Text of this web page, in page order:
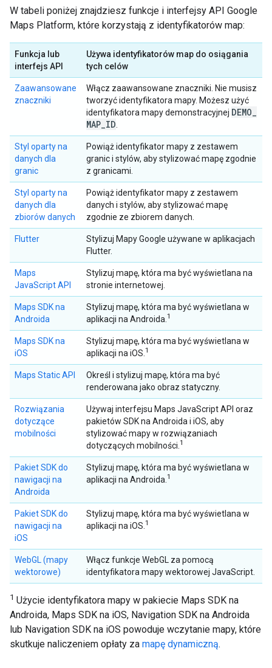
W tabeli poniżej znajdziesz funkcje i interfejsy API Google
Maps Platform, które korzystają z identyfikatorów map:
Funkcja lub
interfejs API
Używa identyfikatorów map do osiągania
tych celów
Zaawansowane
znaczniki
Włącz zaawansowane znaczniki. Nie musisz
tworzyć identyfikatora mapy. Możesz użyć
identyfikatora mapy demonstracyjnej DEMO
MAP ID
Styl oparty na
danych dla
granic
Powiąż identyfikator mapy z zestawem
granic i stylów, aby stylizować mapę zgodnie
z granicami.
Styl oparty na
danych dla
zbiorów danych
Powiąż identyfikator mapy z zestawem
danych i stylów, aby stylizować mapę
zgodnie ze zbiorem danych.
Flutter
Stylizuj Mapy Google używane w aplikacjach
Flutter.
Maps
JavaScript API
Stylizuj mapę, która ma być wyświetlana na
stronie internetowej.
Maps SDK na
Androida
Stylizuj mapę, która ma być wyświetlana w
aplikacji na Androida. 1
Maps SDK na
iOS
Stylizuj mapę, która ma być wyświetlana w
aplikacji na iOS. 1
Maps Static API
Określ i stylizuj mapę, która ma być
renderowana jako obraz statyczny.
Rozwiązania
dotyczące
mobilności
Używaj interfejsu Maps JavaScript API oraz
pakietów SDK na Androida i iOS, aby
stylizować mapy w rozwiązaniach
dotyczących mobilności. 1
Pakiet SDK do
nawigacji na
Androida
Stylizuj mapę, która ma być wyświetlana w
aplikacji na Androida. 1
Pakiet SDK do
nawigacji na
iOS
Stylizuj mapę, która ma być wyświetlana w
aplikacji na iOS. 1
WebGL (mapy
wektorowe)
Włącz funkcje WebGL za pomocą
identyfikatora mapy wektorowej JavaScript.
1 Użycie identyfikatora mapy w pakiecie Maps SDK na
Androida, Maps SDK na iOS, Navigation SDK na Androida
lub Navigation SDK na iOS powoduje wczytanie mapy, które
skutkuje naliczeniem opłaty za mapę dynamiczną.